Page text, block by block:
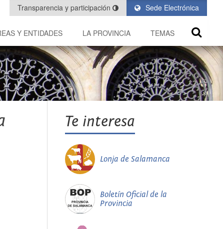
Sede Electrónica
Transparencia y participación
Y ENTIDADES LA PROVINCIA TEMAS
Te interesa
Lonja de Salamanca
Boletín Oficial de la
Provincia